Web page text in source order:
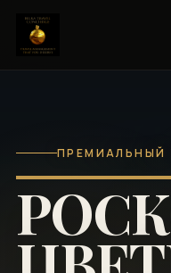
ПРЕМИАЛЬНЫЙ